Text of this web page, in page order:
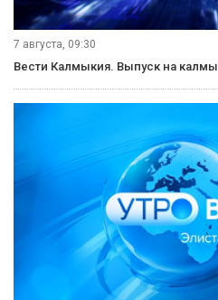
7 августа, 09:30
Вести Калмыкия. Выпуск на